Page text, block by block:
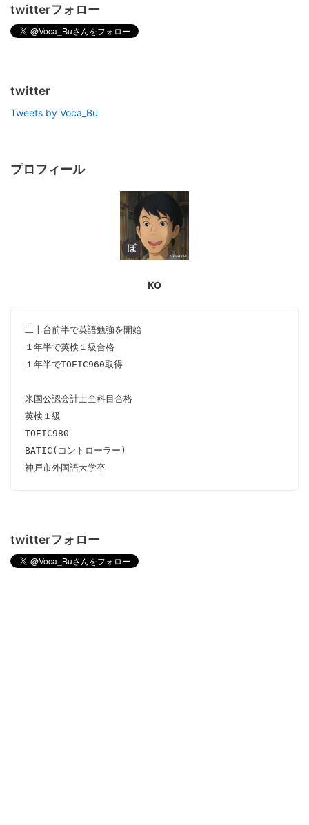
twitterフォロー
twitter
Tweets by Voca_Bu
プロフィール
KO
二十台前半で英語勉強を開始
１年半で英検１級合格
１年半でTOEIC960取得
米国公認会計士全科目合格
英検１級
TOEIC980
BATIC(コントローラー)
神戸市外国語大学卒
twitterフォロー